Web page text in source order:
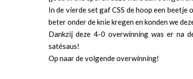
In de vierde set gaf CSS de hoop een beetje
beter onder de knie kregen en konden we
Dankzij deze 4-0 overwinning was er na
satésaus!
Op naar de volgende overwinning!